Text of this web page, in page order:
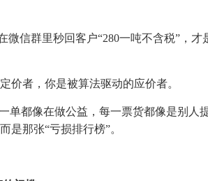
信群里秒回客户“280一吨不含税”，才
价者，你是被算法驱动的应价者。
单都像在做公益，每一票货都像是别人
是那张“亏损排行榜”。